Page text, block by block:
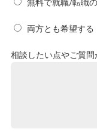
無料で就職/転職
両方とも希望する
相談したい点やご質問